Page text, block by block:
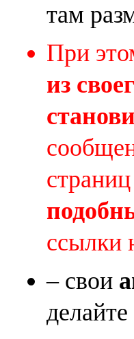
там
При
из
ссылки
– свои